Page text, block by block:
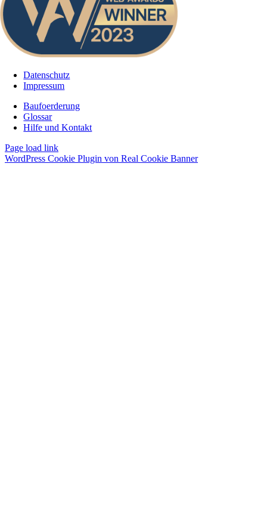
Datenschutz
Impressum
Baufoerderung
Glossar
Hilfe und Kontakt
Page load link
WordPress Cookie Plugin von Real Cookie Banner